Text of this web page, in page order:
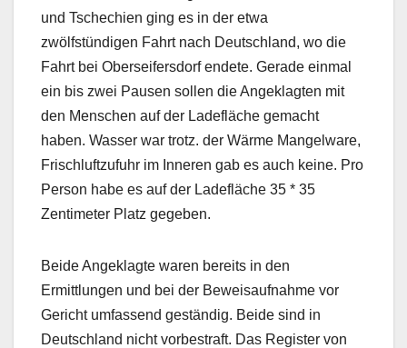
und Tschechien ging es in der etwa
zwölfstündigen Fahrt nach Deutschland, wo die
Fahrt bei Oberseifersdorf endete. Gerade einmal
ein bis zwei Pausen sollen die Angeklagten mit
den Menschen auf der Ladefläche gemacht
haben. Wasser war trotz. der Wärme Mangelware,
Frischluftzufuhr im Inneren gab es auch keine. Pro
Person habe es auf der Ladefläche 35 * 35
Zentimeter Platz gegeben.
Beide Angeklagte waren bereits in den
Ermittlungen und bei der Beweisaufnahme vor
Gericht umfassend geständig. Beide sind in
Deutschland nicht vorbestraft. Das Register von